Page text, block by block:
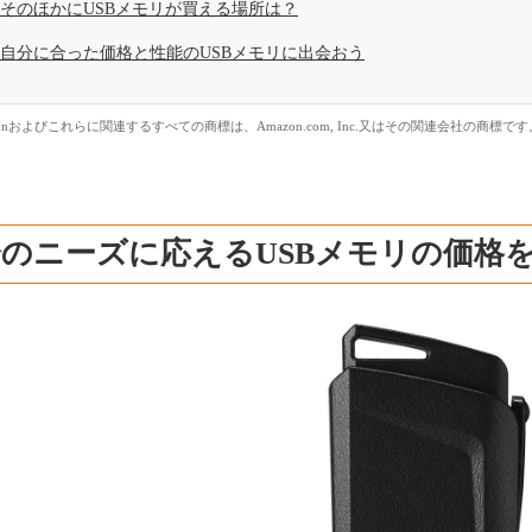
そのほかにUSBメモリが買える場所は？
自分に合った価格と性能のUSBメモリに出会おう
およびこれらに関連するすべての商標は、Amazon.com, Inc.又はその関連会社の商標です
ニーズに応えるUSBメモリの価格